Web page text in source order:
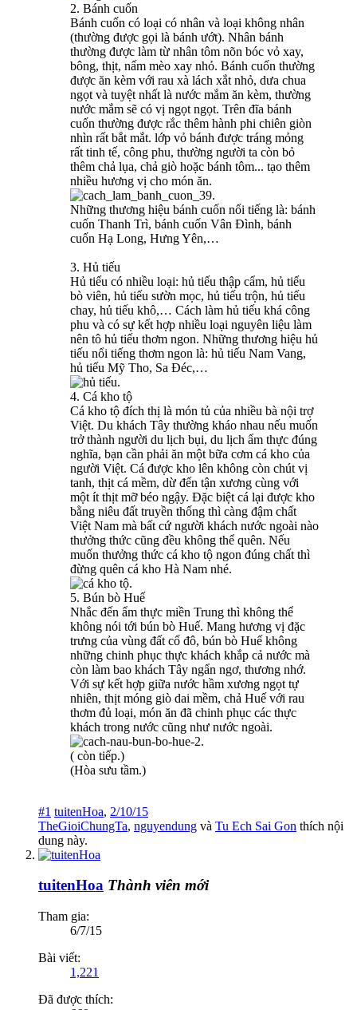
2. Bánh cuốn
Bánh cuốn có loại có nhân và loại không nhân
(thường được gọi là bánh ướt). Nhân bánh
thường được làm từ nhân tôm nõn bóc vỏ xay,
bông, thịt, nấm mèo xay nhỏ. Bánh cuốn thường
được ăn kèm với rau xà lách xắt nhỏ, dưa chua
ngọt và tuyệt nhất là nước mắm ăn kèm, thường
nước mắm sẽ có vị ngọt ngọt. Trên đĩa bánh
cuốn thường được rắc thêm hành phi chiên giòn
nhìn rất bắt mắt. lớp vỏ bánh được tráng mỏng
rất tinh tế, công phu, thường người ta còn bỏ
thêm chả lụa, chả giò hoặc bánh tôm... tạo thêm
nhiều hương vị cho món ăn.
Những thương hiệu bánh cuốn nổi tiếng là: bánh
cuốn Thanh Trì, bánh cuốn Vân Đình, bánh
cuốn Hạ Long, Hưng Yên,…
3. Hủ tiếu
Hủ tiếu có nhiều loại: hủ tiếu thập cẩm, hủ tiếu
bò viên, hủ tiếu sườn mọc, hủ tiếu trộn, hủ tiếu
chay, hủ tiếu khô,… Cách làm hủ tiếu khá công
phu và có sự kết hợp nhiều loại nguyên liệu làm
nên tô hủ tiếu thơm ngon. Những thương hiệu hủ
tiếu nổi tiếng thơm ngon là: hủ tiếu Nam Vang,
hủ tiếu Mỹ Tho, Sa Đéc,…
4. Cá kho tộ
Cá kho tộ đích thị là món tủ của nhiều bà nội trợ
Việt. Du khách Tây thường kháo nhau nếu muốn
trở thành người du lịch bụi, du lịch ẩm thực đúng
nghĩa, bạn cần phải ăn một bữa cơm cá kho của
người Việt. Cá được kho lên không còn chút vị
tanh, thịt cá mềm, dừ đến tận xương cùng với
một ít thịt mỡ béo ngậy. Đặc biệt cá lại được kho
bằng niêu đất truyền thống thì càng đậm chất
Việt Nam mà bất cứ người khách nước ngoài nào
thưởng thức cũng đều không thể quên. Nếu
muốn thưởng thức cá kho tộ ngon đúng chất thì
đừng quên cá kho Hà Nam nhé.
5. Bún bò Huế
Nhắc đến ẩm thực miền Trung thì không thể
không nói tới bún bò Huế. Mang hương vị đặc
trưng của vùng đất cố đô, bún bò Huế không
những chinh phục thực khách khắp cả nước mà
còn làm bao khách Tây ngẩn ngơ, thương nhớ.
Với sự kết hợp giữa nước hầm xương ngọt tự
nhiên, thịt móng giò dai mềm, chả Huế với rau
thơm đủ loại, món ăn đã chinh phục các thực
khách trong nước cũng như nước ngoài.
( còn tiếp.)
(Hòa sưu tầm.)
#1 tuitenHoa, 2/10/15
TheGioiChungTa, nguyendung và Tu Ech Sai Gon thích nội
dung này.
tuitenHoa Thành viên mới
Tham gia:
6/7/15
Bài viết:
1,221
Đã được thích: